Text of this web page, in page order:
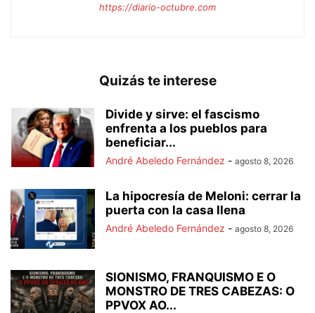
https://diario-octubre.com
Quizás te interese
Divide y sirve: el fascismo
enfrenta a los pueblos para
beneficiar...
André Abeledo Fernández - agosto 8, 2026
La hipocresía de Meloni: cerrar la
puerta con la casa llena
André Abeledo Fernández - agosto 8, 2026
SIONISMO, FRANQUISMO E O
MONSTRO DE TRES CABEZAS: O
PPVOX AO...